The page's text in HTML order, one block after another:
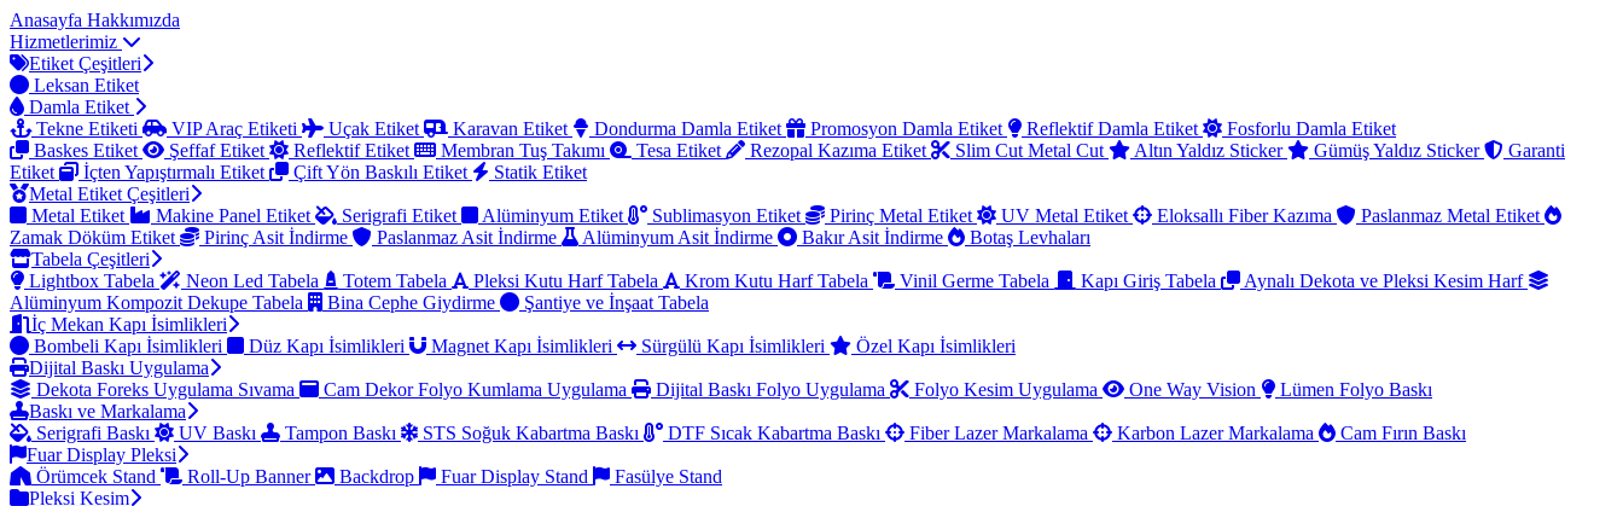
Anasayfa Hakkımızda
Hizmetlerimiz
Etiket Çeşitleri
Leksan Etiket
Damla Etiket
Tekne Etiketi
VIP Araç Etiketi Uçak Etiket Karavan Etiket Dondurma Damla Etiket Promosyon Damla Etiket Reflektif Damla Etiket
Fosforlu Damla Etiket
Baskes Etiket
Şeffaf Etiket Reflektif Etiket Membran Tuş Takımı Tesa Etiket Rezopal Kazıma Etiket Slim Cut Metal Cut Altın Yaldız Sticker Gümüş Yaldız Sticker
Garanti
Etiket
İçten Yapıştırmalı Etiket Çift Yön Baskılı Etiket
Statik Etiket
Metal Etiket Çeşitleri
Metal Etiket
Makine Panel Etiket Serigrafi Etiket Alüminyum Etiket Sublimasyon Etiket Pirinç Metal Etiket UV Metal Etiket Eloksallı Fiber Kazıma
Paslanmaz Metal Etiket
Zamak Döküm Etiket
Pirinç Asit İndirme Paslanmaz Asit İndirme Alüminyum Asit İndirme Bakır Asit İndirme
Botaş Levhaları
Tabela Çeşitleri
Lightbox Tabela
Neon Led Tabela Totem Tabela Pleksi Kutu Harf Tabela Krom Kutu Harf Tabela Vinil Germe Tabela Kapı Giriş Tabela
Aynalı Dekota ve Pleksi Kesim Harf
Alüminyum Kompozit Dekupe Tabela
Bina Cephe Giydirme
Şantiye ve İnşaat Tabela
İç Mekan Kapı İsimlikleri
Bombeli Kapı İsimlikleri
Düz Kapı İsimlikleri Magnet Kapı İsimlikleri Sürgülü Kapı İsimlikleri
Özel Kapı İsimlikleri
Dijital Baskı Uygulama
Dekota Foreks Uygulama Sıvama
Cam Dekor Folyo Kumlama Uygulama Dijital Baskı Folyo Uygulama Folyo Kesim Uygulama One Way Vision
Lümen Folyo Baskı
Baskı ve Markalama
Serigrafi Baskı
UV Baskı Tampon Baskı STS Soğuk Kabartma Baskı DTF Sıcak Kabartma Baskı Fiber Lazer Markalama Karbon Lazer Markalama
Cam Fırın Baskı
Fuar Display Pleksi
Örümcek Stand
Roll-Up Banner Backdrop Fuar Display Stand
Fasülye Stand
Pleksi Kesim